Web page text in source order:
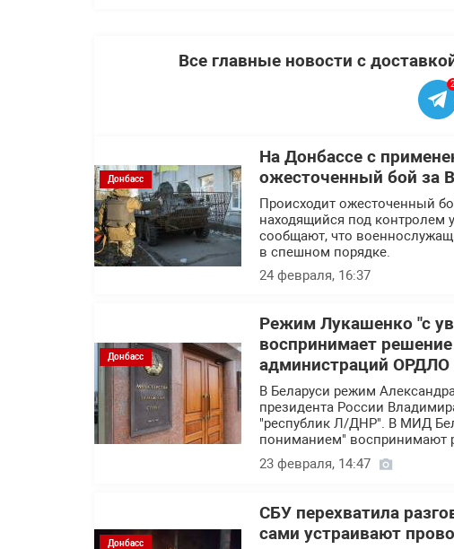
Все главные новости с
2
Донбасс
На Донбассе с
ожесточенный бой за
Происходит ожесточенный
находящийся под контролем
сообщают, что
в спешном порядке.
24 февраля, 16:37
Донбасс
Режим Лукашенко "с
воспринимает
администраций ОРДЛО
В Беларуси режим
президента России
"республик Л/ДНР". В МИД
пониманием" воспринимают
23 февраля, 14:47
Донбасс
СБУ перехватила
сами устраивают